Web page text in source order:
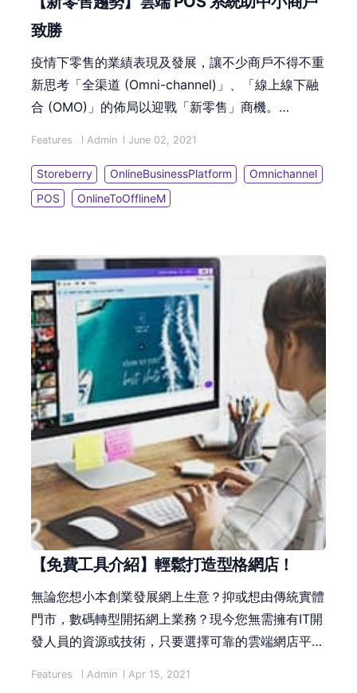
致勝
疫情下零售的業績表現及發展，讓不少商戶不得不重
新思考「全渠道 (Omni-channel)」、「線上線下融
合 (OMO)」的佈局以迎戰「新零售」商機。
店及網店庫存管理、線上線下顧客資料同步更新，滿
足現今顧客「新零售」消費模式。
Features Admin June 02, 2021
Storeberry OnlineBusinessPlatform
Omnichannel
POS
OnlineToOfflineM
【免費工具介紹】輕鬆打造型格網店！
無論您想小本創業發展網上生意？抑或想由傳統實體
門市，數碼轉型開拓網上業務？現今您無需擁有IT開
發人員的資源或技術，只要選擇可靠的雲端網店平台
Features Admin Apr 15, 2021